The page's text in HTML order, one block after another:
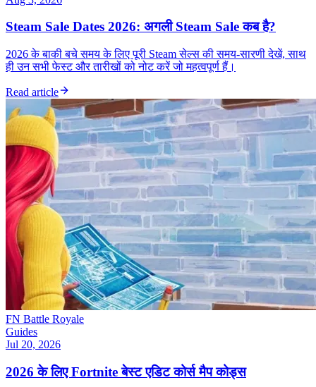
Steam Sale Dates 2026: अगली Steam Sale कब है?
2026 के बाकी बचे समय के लिए पूरी Steam सेल्स की समय-सारणी देखें, साथ
ही उन सभी फेस्ट और तारीखों को नोट करें जो महत्वपूर्ण हैं।
Read article
FN Battle Royale
Guides
Jul 20, 2026
2026 के लिए Fortnite बेस्ट एडिट कोर्स मैप कोड्स